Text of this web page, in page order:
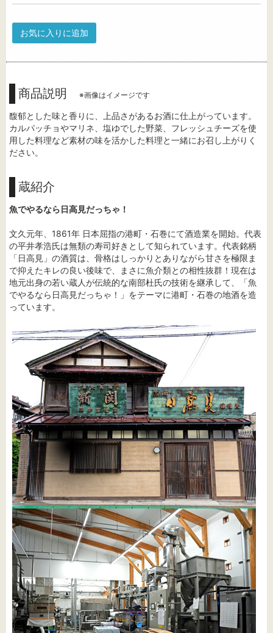
お気に入りに追加
商品説明 ※画像はイメージです
馥郁とした味と香りに、上品さがあるお酒に仕上がっています。
カルパッチョやマリネ、塩ゆでした野菜、フレッシュチーズを使
用した料理など素材の味を活かした料理と一緒にお召し上がりく
ださい。
蔵紹介
魚でやるなら日高見だっちゃ！
文久元年、1861年 日本屈指の港町・石巻にて酒造業を開始。代表
の平井孝浩氏は無類の寿司好きとして知られています。代表銘柄
「日高見」の酒質は、骨格はしっかりとありながら甘さを極限ま
で抑えたキレの良い後味で、まさに魚介類との相性抜群！現在は
地元出身の若い蔵人が伝統的な南部杜氏の技術を継承して、「魚
でやるなら日高見だっちゃ！」をテーマに港町・石巻の地酒を造
っています。